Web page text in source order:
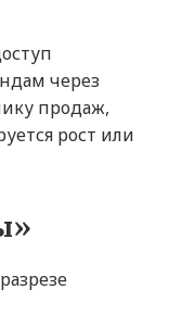
через
продаж,
рост или